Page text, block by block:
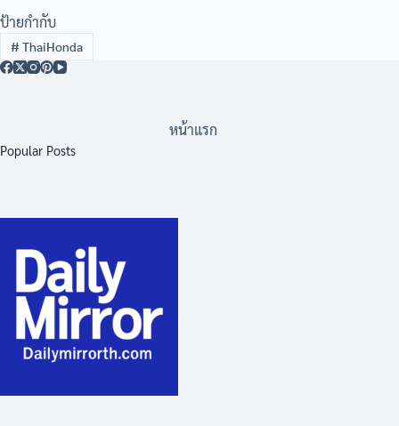
ป้ายกำกับ
# ThaiHonda
หน้าแรก
Popular Posts